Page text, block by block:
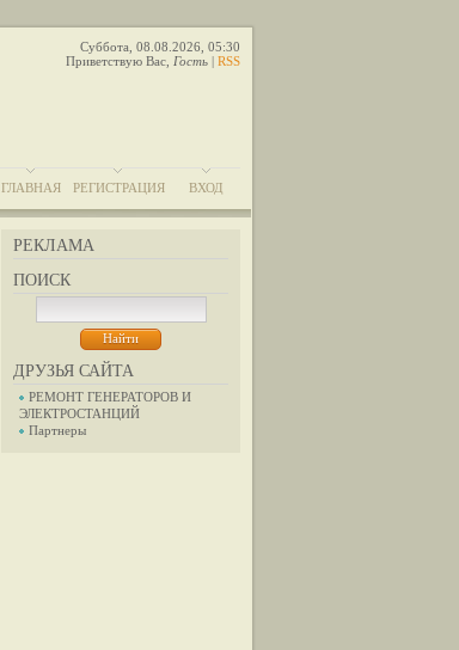
Суббота, 08.08.2026, 05:30
Приветствую Вас Гость | RSS
ГЛАВНАЯ РЕГИСТРАЦИЯ ВХОД
РЕКЛАМА
ПОИСК
ДРУЗЬЯ САЙТА
РЕМОНТ ГЕНЕРАТОРОВ И
ЭЛЕКТРОСТАНЦИЙ
Партнеры